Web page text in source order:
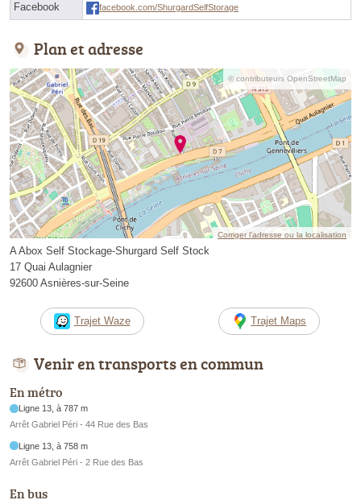
Facebook facebook.com/ShurgardSelfStorage
Plan et adresse
© contributeurs OpenStreetMap
Corriger l’adresse ou la localisation
A Abox Self Stockage-Shurgard Self Stock
17 Quai Aulagnier
92600 Asnières-sur-Seine
Trajet Waze Trajet Maps
Venir en transports en commun
En métro
Ligne 13, à 787 m
Arrêt Gabriel Péri - 44 Rue des Bas
Ligne 13, à 758 m
Arrêt Gabriel Péri - 2 Rue des Bas
En bus